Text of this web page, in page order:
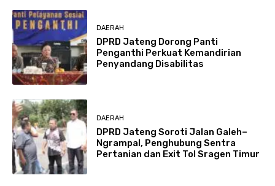
DAERAH
DPRD Jateng Dorong Panti
Penganthi Perkuat Kemandirian
Penyandang Disabilitas
DAERAH
DPRD Jateng Soroti Jalan Galeh–
Ngrampal, Penghubung Sentra
Pertanian dan Exit Tol Sragen Timur